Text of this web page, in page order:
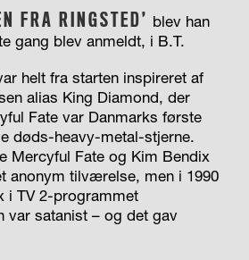
FRA RINGSTED’ blev han
gang blev anmeldt, i B.T.
helt fra starten inspireret af
alias King Diamond, der
Fate var Danmarks første
døds-heavy-metal-stjerne.
Mercyful Fate og Kim Bendix
anonym tilværelse, men i 1990
i TV 2-programmet
var satanist – og det gav